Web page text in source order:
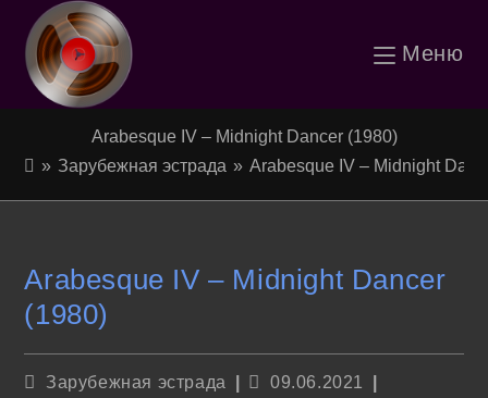
Перейти
содержимому
Меню
Arabesque IV – Midnight Dancer (1980)
» Зарубежная эстрада » Arabesque IV – Midnight
Arabesque IV – Midnight Dancer
(1980)
Рубрика
Зарубежная эстрада
Запись
09.06.2021